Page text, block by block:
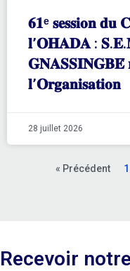
𝟔𝟏ᵉ 𝐬𝐞𝐬𝐬𝐢𝐨𝐧 𝐝𝐮
𝐥’𝐎𝐇𝐀𝐃𝐀 :
𝐆𝐍𝐀𝐒𝐒𝐈𝐍𝐆𝐁𝐄́
𝐥’𝐎𝐫𝐠𝐚𝐧𝐢𝐬𝐚𝐭𝐢𝐨𝐧
28 juillet 2026
« Précédent 1
Recevoir